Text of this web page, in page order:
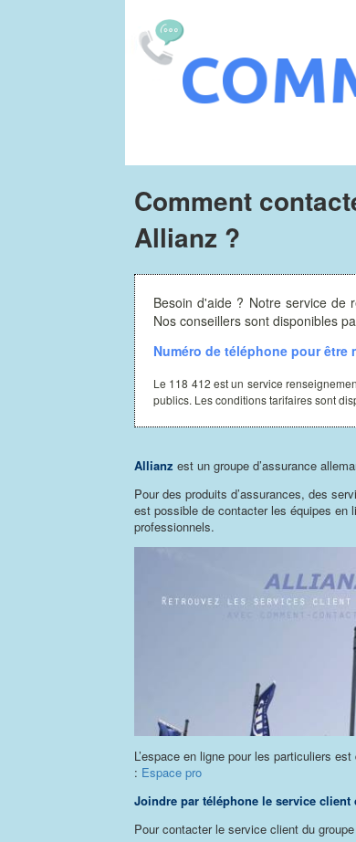
Comment
Allianz ?
Besoin d'aide ? Notre service de
Nos conseillers sont disponibles
Numéro de téléphone pour
Le 118 412 est un service
publics. Les conditions tarifaires sont
Allianz est un groupe d’assurance
Pour des produits d’assurances, des
est possible de contacter les équipes en
professionnels.
L’espace en ligne pour les particuliers
: Espace pro
Joindre par téléphone le service
Pour contacter le service client du